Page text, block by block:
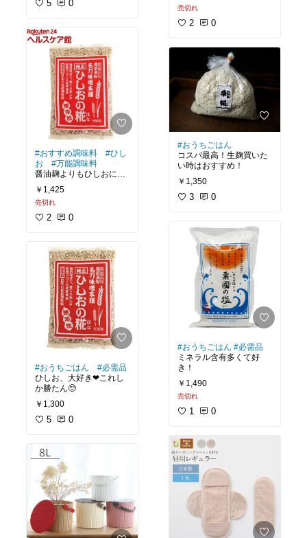
た #オリジナル写真
5 0
#おすすめ調味料
#ひし
お
#万能調味料
醤油麹よりもひしおにハ
￥1,425
売切れ
2 0
#おうちごはん
#必需品
ひしお、大好き❤これし
か勝たん🥺
￥1,300
5 0
売切れ
2 0
#おうちごはん
コスパ最高！生麹買いた
い時はおすすめ！
￥1,350
3 0
#おうちごはん #必需品
ミネラル含有多くて好
き！
￥1,490
売切れ
1 0